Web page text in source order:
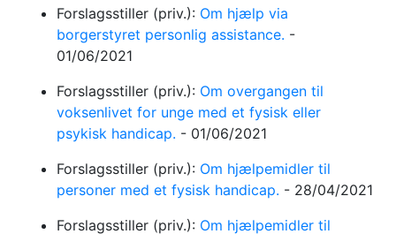
Forslagsstiller (priv.): Om hjælp via
borgerstyret personlig assistance. -
01/06/2021
Forslagsstiller (priv.): Om overgangen til
voksenlivet for unge med et fysisk eller
psykisk handicap. - 01/06/2021
Forslagsstiller (priv.): Om hjælpemidler til
personer med et fysisk handicap. - 28/04/2021
Forslagsstiller (priv.): Om hjælpemidler til